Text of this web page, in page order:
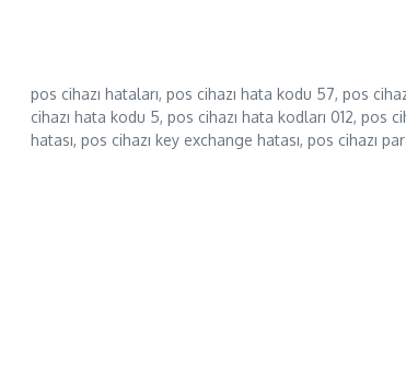
pos cihazı hataları, pos cihazı hata kodu 57, pos
cihazı hata kodu 5, pos cihazı hata kodları 012, pos
hatası, pos cihazı key exchange hatası, pos cihazı